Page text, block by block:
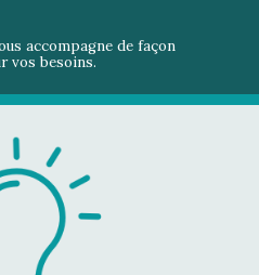
accompagne de façon
vos besoins.